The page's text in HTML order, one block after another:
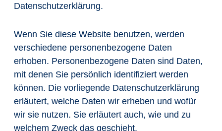
Datenschutzerklärung.
Wenn Sie diese Website benutzen, werden
verschiedene personenbezogene Daten
erhoben. Personenbezogene Daten sind Daten,
mit denen Sie persönlich identifiziert werden
können. Die vorliegende Datenschutzerklärung
erläutert, welche Daten wir erheben und wofür
wir sie nutzen. Sie erläutert auch, wie und zu
welchem Zweck das geschieht.